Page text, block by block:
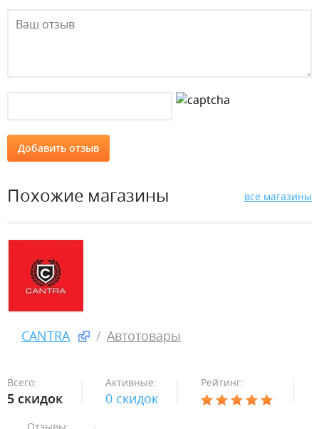
Похожие магазины все магазины
CANTRA Автотовары
Всего:
5 скидок
Активные:
0 скидок
Рейтинг: